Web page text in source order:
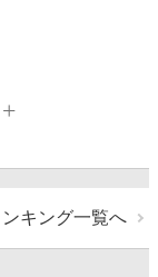
ンキング一覧へ